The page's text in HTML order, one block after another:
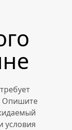
Опишите
условия